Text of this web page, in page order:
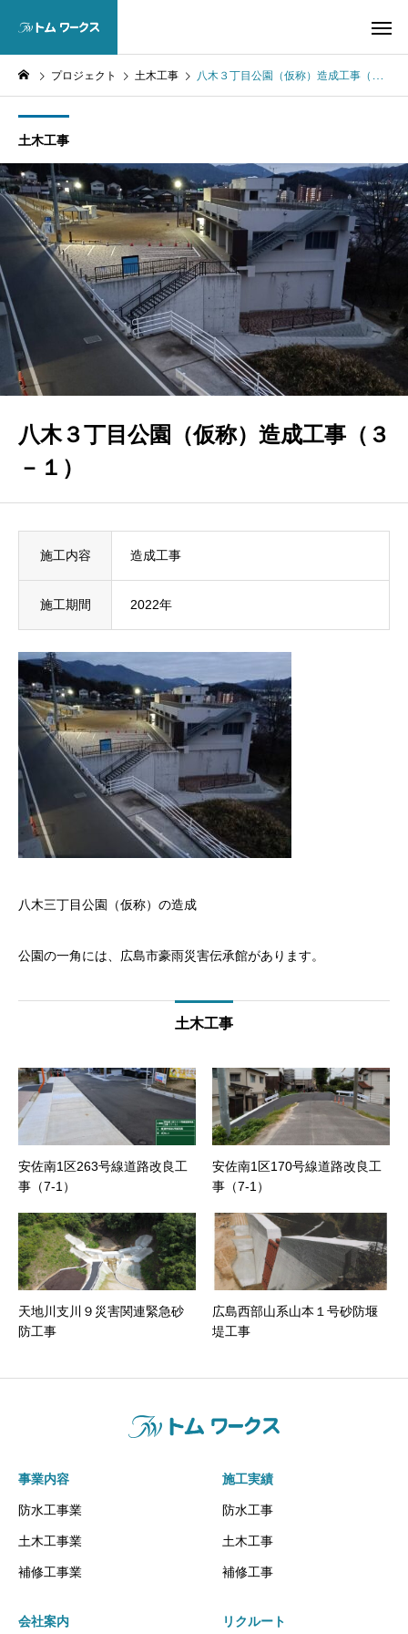
プロジェクト 土木工事 八木３丁目公園（仮称）造成工事（３－１）
土木工事
八木３丁目公園（仮称）造成工事（３
－１）
施工内容 造成工事
施工期間 2022年
八木三丁目公園（仮称）の造成
公園の一角には、広島市豪雨災害伝承館があります。
土木工事
安佐南1区263号線道路改良工
事（7-1）
安佐南1区170号線道路改良工
事（7-1）
天地川支川９災害関連緊急砂
防工事
広島西部山系山本１号砂防堰
堤工事
事業内容
防水工事業
土木工事業
補修工事業
施工実績
防水工事
土木工事
補修工事
会社案内 リクルート